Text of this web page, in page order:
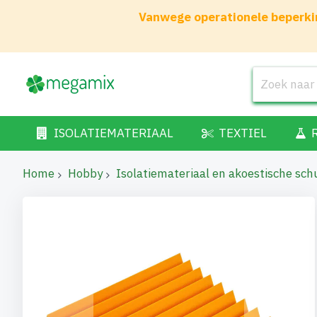
Vanwege operationele
ISOLATIEMATERIAAL TEXTIEL
Home Hobby Isolatiemateriaal en akoestische